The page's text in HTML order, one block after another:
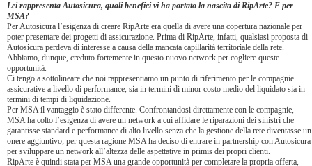
Lei rappresenta Autosicura, quali benefici vi ha portato la nascita di RipArte? E per
MSA?
Per Autosicura l’esigenza di creare RipArte era quella di avere una copertura nazionale per
poter presentare dei progetti di assicurazione. Prima di RipArte, infatti, qualsiasi proposta di
Autosicura perdeva di interesse a causa della mancata capillarità territoriale della rete.
Abbiamo, dunque, creduto fortemente in questo nuovo network per cogliere queste
opportunità.
Ci tengo a sottolineare che noi rappresentiamo un punto di riferimento per le compagnie
assicurative a livello di performance, sia in termini di minor costo medio del liquidato sia in
termini di tempi di liquidazione.
Per MSA il vantaggio è stato differente. Confrontandosi direttamente con le compagnie,
MSA ha colto l’esigenza di avere un network a cui affidare le riparazioni dei sinistri che
garantisse standard e performance di alto livello senza che la gestione della rete diventasse un
onere aggiuntivo; per questa ragione MSA ha deciso di entrare in partnership con Autosicura
per sviluppare un network all’altezza delle aspettative in primis dei propri clienti.
RipArte è quindi stata per MSA una grande opportunità per completare la propria offerta,